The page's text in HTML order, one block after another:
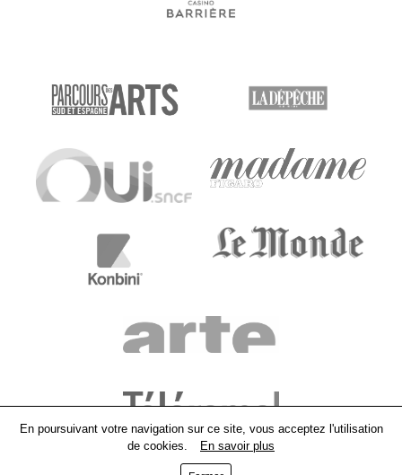
En poursuivant votre navigation sur ce site, vous acceptez l'utilisation
de cookies.
En savoir plus